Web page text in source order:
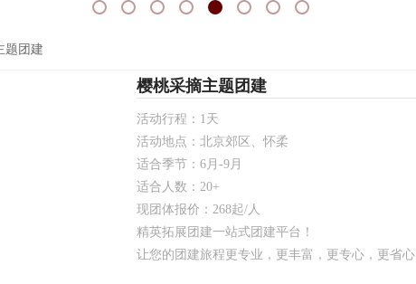
题团建
樱桃采摘主题团建
活动行程：1天
活动地点：北京郊区、怀柔
适合季节：6月-9月
适合人数：20+
现团体报价：268起/人
精英拓展团建一站式团建平台！
让您的团建旅程更专业，更丰富，更专心，更省心